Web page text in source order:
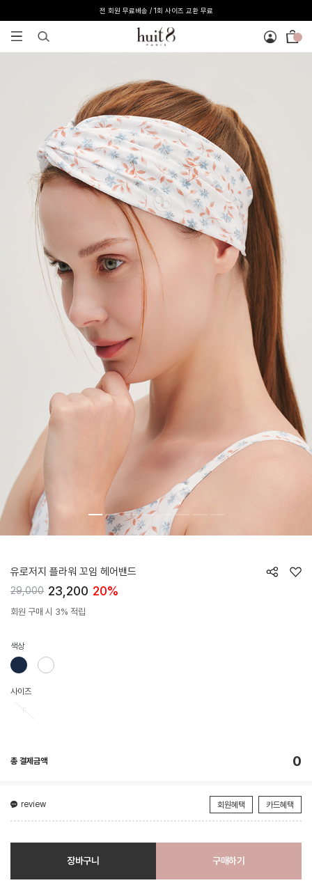
[온라인 익스클루시브] 온라인 회원 단독 40%
유로저지 플라워 꼬임 헤어밴드
29,000 23,200 20%
회원 구매 시 3% 적립
색상
사이즈
총 결제금액 0
review 회원혜택 카드혜택
장바구니 구매하기